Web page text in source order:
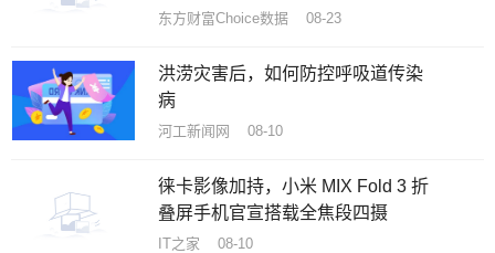
东方财富Choice数据 08-23
洪涝灾害后，如何防控呼吸道传染
病
河工新闻网 08-10
徕卡影像加持，小米 MIX Fold 3 折
叠屏手机官宣搭载全焦段四摄
IT之家 08-10